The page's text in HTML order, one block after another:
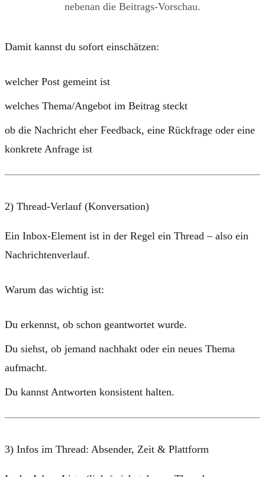
nebenan die Beitrags-Vorschau.
Damit kannst du sofort einschätzen:
welcher Post gemeint ist
welches Thema/Angebot im Beitrag steckt
ob die Nachricht eher Feedback, eine Rückfrage oder eine
konkrete Anfrage ist
2) Thread-Verlauf (Konversation)
Ein Inbox-Element ist in der Regel ein Thread – also ein
Nachrichtenverlauf.
Warum das wichtig ist:
Du erkennst, ob schon geantwortet wurde.
Du siehst, ob jemand nachhakt oder ein neues Thema
aufmacht.
Du kannst Antworten konsistent halten.
3) Infos im Thread: Absender, Zeit & Plattform